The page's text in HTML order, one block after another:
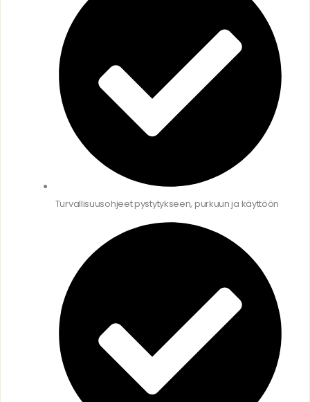
Turvallisuusohjeet pystytykseen, purkuun ja käyttöön